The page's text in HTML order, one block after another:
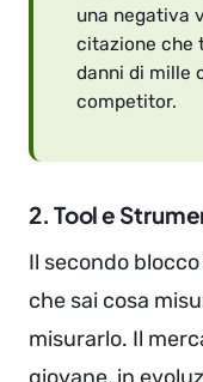
una negativa
citazione che
danni di mille
competitor.
2. Tool e
Il secondo
che sai cosa
misurarlo. Il